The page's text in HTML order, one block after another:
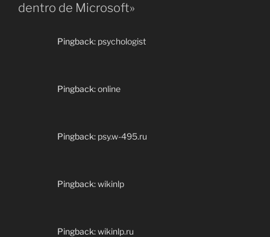
dentro de Microsoft»
Pingback: psychologist
Pingback:online
Pingback: psy.w-495.ru
Pingback:wikinlp
Pingback:wikinlp.ru